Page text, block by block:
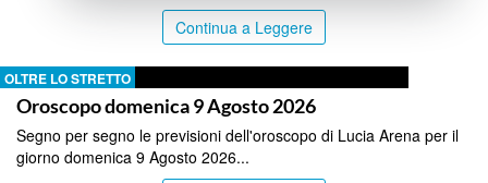
Continua a Leggere
OLTRE LO STRETTO
Oroscopo domenica 9 Agosto 2026
Segno per segno le previsioni dell'oroscopo di Lucia Arena per il
giorno domenica 9 Agosto 2026...